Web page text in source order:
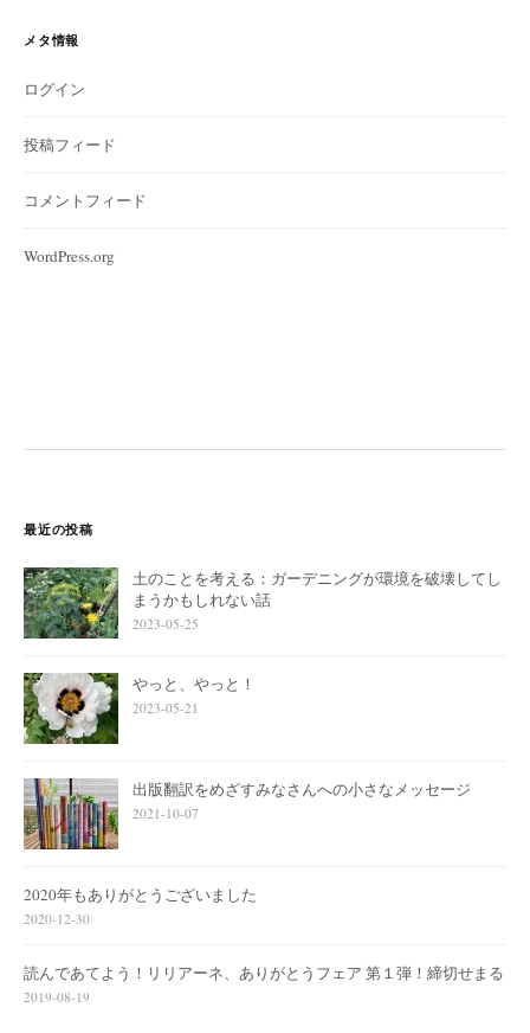
メタ情報
ログイン
投稿フィード
コメントフィード
WordPress.org
最近の投稿
土のことを考える：ガーデニングが環境を破壊してし
まうかもしれない話
2023-05-25
やっと、やっと！
2023-05-21
出版翻訳をめざすみなさんへの小さなメッセージ
2021-10-07
2020年もありがとうございました
2020-12-30
読んであてよう！リリアーネ、ありがとうフェア 第１弾！締切せまる
2019-08-19